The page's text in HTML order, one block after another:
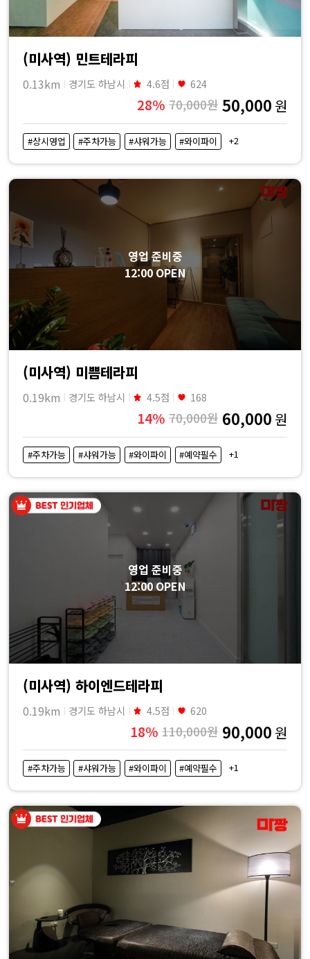
지
샵
가
격
비
교
마
(미사역) 민트테라피
0.13km 경기도 하남시 4.6점 624
28% 70,000원 50,000 원
#상시영업 #주차가능 #샤워가능 #와이파이 +2
영업 준비중
12:00 OPEN
(미사역) 미쁨테라피
0.19km 경기도 하남시 4.5점 168
14% 70,000원 60,000 원
#주차가능 #샤워가능 #와이파이 #예약필수 +1
영업 준비중
12:00 OPEN
(미사역) 하이엔드테라피
0.19km 경기도 하남시 4.5점 620
18% 110,000원 90,000 원
#주차가능 #샤워가능 #와이파이 #예약필수 +1